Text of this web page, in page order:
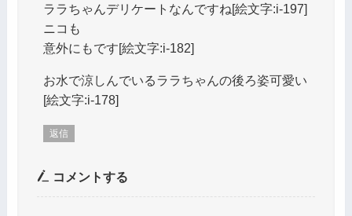
ララちゃんデリケートなんですね[絵文字:i-197]
ニコも
意外にもです[絵文字:i-182]
お水で涼しんでいるララちゃんの後ろ姿可愛い
[絵文字:i-178]
返信
コメントする